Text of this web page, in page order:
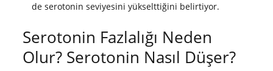
de serotonin seviyesini yükselttiğini belirtiyor.
Serotonin Fazlalığı Neden
Olur? Serotonin Nasıl Düşer?